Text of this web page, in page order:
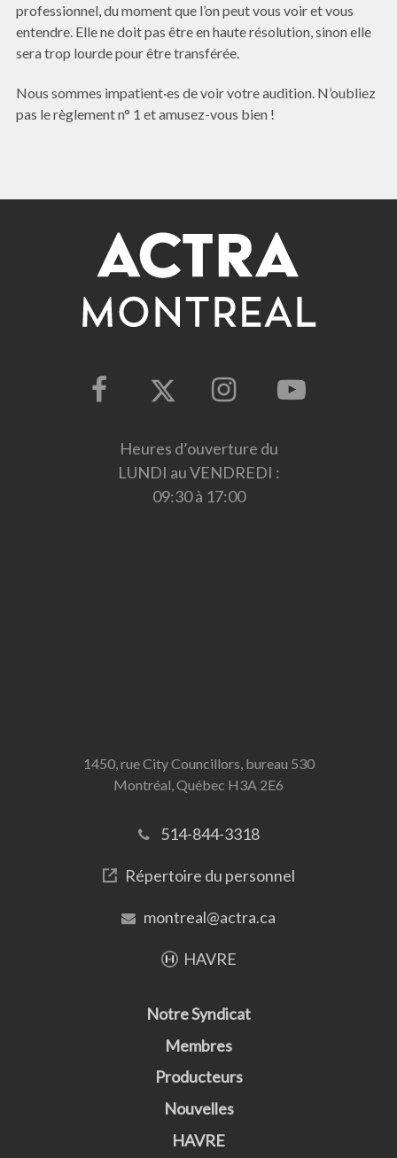
professionnel, du moment que l’on peut vous voir et vous
entendre. Elle ne doit pas être en haute résolution, sinon elle
sera trop lourde pour être transférée.
Nous sommes impatient·es de voir votre audition. N’oubliez
pas le règlement n° 1 et amusez-vous bien !
Heures d’ouverture du
LUNDI au VENDREDI :
09:30 à 17:00
1450, rue City Councillors, bureau 530
Montréal, Québec H3A 2E6
514-844-3318
Répertoire du personnel
montreal@actra.ca
HAVRE
Notre Syndicat
Membres
Producteurs
Nouvelles
HAVRE